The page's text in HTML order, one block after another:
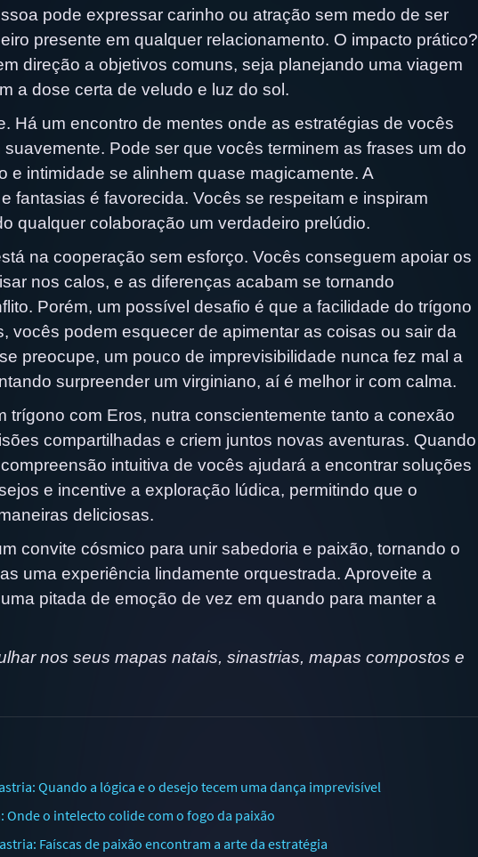
pode expressar carinho ou atração sem medo de ser
presente em qualquer relacionamento. O impacto prático?
direção a objetivos comuns, seja planejando uma viagem
a dose certa de veludo e luz do sol.
Há um encontro de mentes onde as estratégias de vocês
Pode ser que vocês terminem as frases um do
e intimidade se alinhem quase magicamente. A
fantasias é favorecida. Vocês se respeitam e inspiram
qualquer colaboração um verdadeiro prelúdio.
na cooperação sem esforço. Vocês conseguem apoiar os
nos calos, e as diferenças acabam se tornando
Porém, um possível desafio é que a facilidade do trígono
vocês podem esquecer de apimentar as coisas ou sair da
preocupe, um pouco de imprevisibilidade nunca fez mal a
surpreender um virginiano, aí é melhor ir com calma.
trígono com Eros, nutra conscientemente tanto a conexão
compartilhadas e criem juntos novas aventuras. Quando
intuitiva de vocês ajudará a encontrar soluções
e incentive a exploração lúdica, permitindo que o
deliciosas.
convite cósmico para unir sabedoria e paixão, tornando o
uma experiência lindamente orquestrada. Aproveite a
pitada de emoção de vez em quando para manter a
nos seus mapas natais, sinastrias, mapas compostos e
Quando a lógica e o desejo tecem uma dança imprevisível
Onde o intelecto colide com o fogo da paixão
Faíscas de paixão encontram a arte da estratégia